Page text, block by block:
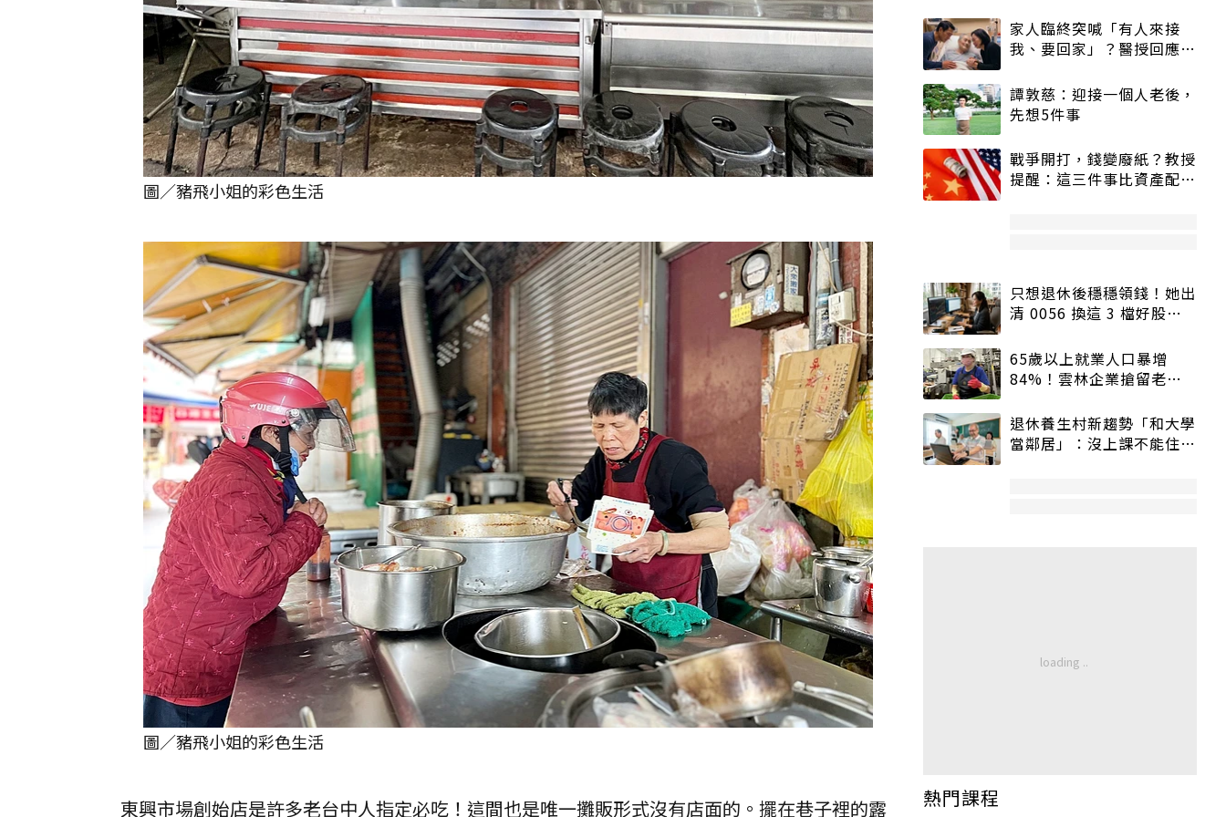
圖／豬飛小姐的彩色生活
圖／豬飛小姐的彩色生活
東興市場創始店是許多老台中人指定必吃！這間也是唯一攤販形式沒有店面的。擺在巷子裡的露
家人臨終突喊「有人來接
我、要回家」？醫授回應方
譚敦慈：迎接一個人老後，
先想5件事
戰爭開打，錢變廢紙？教授
提醒：這三件事比資產配置
只想退休後穩穩領錢！她出
清 0056 換這 3 檔好股：
65歲以上就業人口暴增
84%！雲林企業搶留老員
退休養生村新趨勢「和大學
當鄰居」：沒上課不能住、
熱門課程